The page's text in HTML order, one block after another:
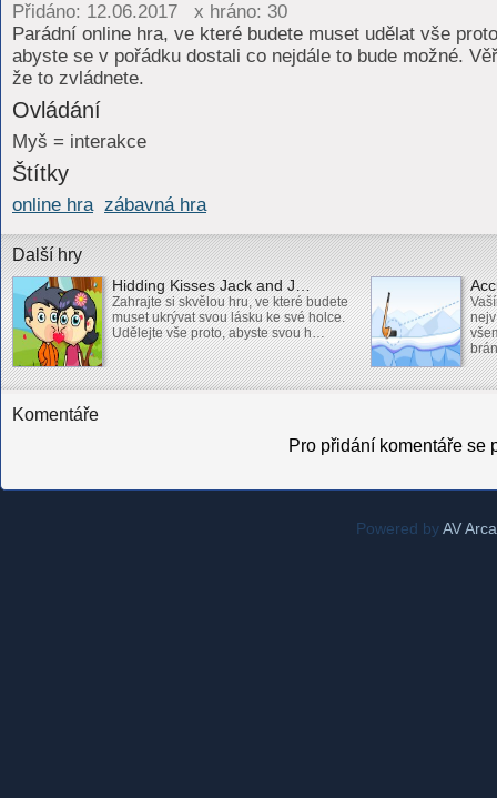
Přidáno: 12.06.2017 x hráno: 30
Parádní online hra, ve které budete muset udělat vše
abyste se v pořádku dostali co nejdále to bude možné.
že to zvládnete.
Ovládání
Myš = interakce
Štítky
online hra zábavná hra
Další hry
Hidding Kisses Jack and J…
Zahrajte si skvělou hru, ve které budete
muset ukrývat svou lásku ke své holce.
Udělejte vše proto, abyste svou h…
Komentáře
Pro přidání komentáře se
Powered byAV